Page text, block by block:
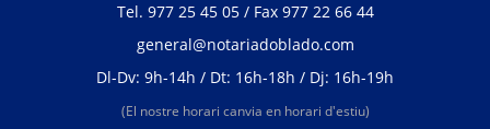
Tel. 977 25 45 05/ Fax 977 22 66 44
general@notariadoblado.com
Dl-Dv: 9h-14h / Dt: 16h-18h / Dj: 16h-19h
(El nostre horari canvia en horari d'estiu)